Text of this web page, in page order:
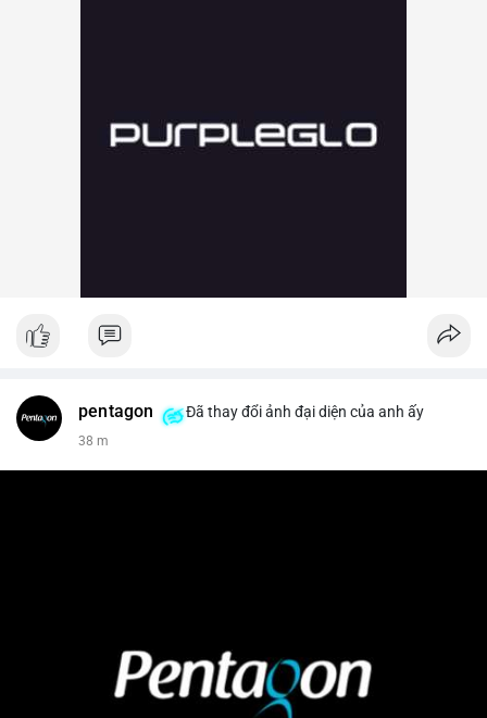
pentagon Đã thay đổi ảnh đại diện của anh ấy
38 m